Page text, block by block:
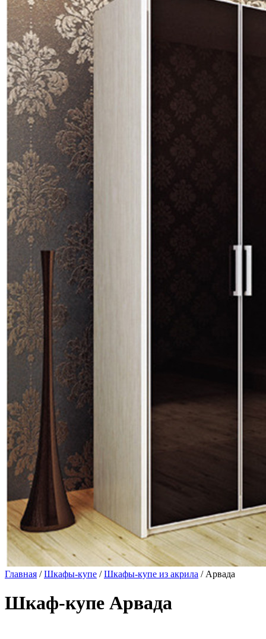
Главная /Шкафы-купе /Шкафы-купе из акрила / Арвада
Шкаф-купе Арвада